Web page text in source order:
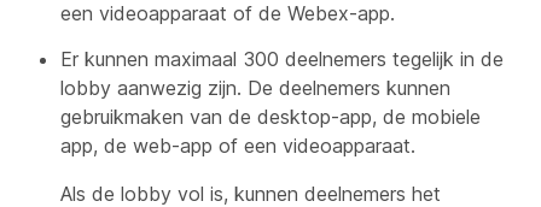
een videoapparaat of de Webex-app.
Er kunnen maximaal 300 deelnemers tegelijk in de
lobby aanwezig zijn. De deelnemers kunnen
gebruikmaken van de desktop-app, de mobiele
app, de web-app of een videoapparaat.
Als de lobby vol is, kunnen deelnemers het